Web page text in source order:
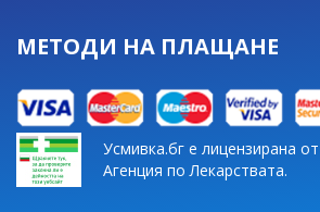
МЕТОДИ НА ПЛАЩАНЕ
Усмивка.бг е лицензирана
Агенция по Лекарствата.